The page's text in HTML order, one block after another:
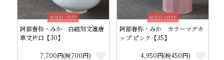
SOLD OUT
阿部春弥・みか 白磁刻文蓮唐
草文片口【30】
7,700円(税700円)
SOLD OUT
阿部春弥・みか カラーマグカ
ップ ピンク【35】
4,950円(税450円)